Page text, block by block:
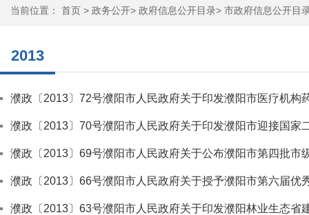
当前位置： 首页 > 政务公开> 政府信息公开目录> 市政府信息公开目
2013
濮政〔2013〕72号濮阳市人民政府关于印发濮阳市医疗机构
濮政〔2013〕70号濮阳市人民政府关于印发濮阳市迎接国家
濮政〔2013〕69号濮阳市人民政府关于公布濮阳市第四批市
濮政〔2013〕66号濮阳市人民政府关于授予濮阳市第六届优
濮政〔2013〕63号濮阳市人民政府关于印发濮阳林业生态